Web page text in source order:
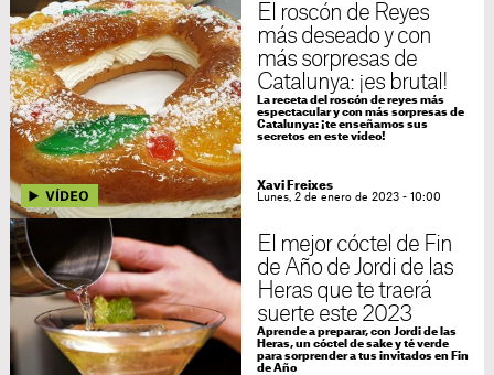
El roscón de Reyes
más deseado y con
más sorpresas de
Catalunya: ¡es brutal!
La receta del roscón de reyes más
espectacular y con más sorpresas de
Catalunya: ¡te enseñamos sus
secretos en este vídeo!
Xavi Freixes
Lunes, 2 de enero de 2023 - 10:00
El mejor cóctel de Fin
de Año de Jordi de las
Heras que te traerá
suerte este 2023
Aprende a preparar, con Jordi de las
Heras, un cóctel de sake y té verde
para sorprender a tus invitados en Fin
de Año